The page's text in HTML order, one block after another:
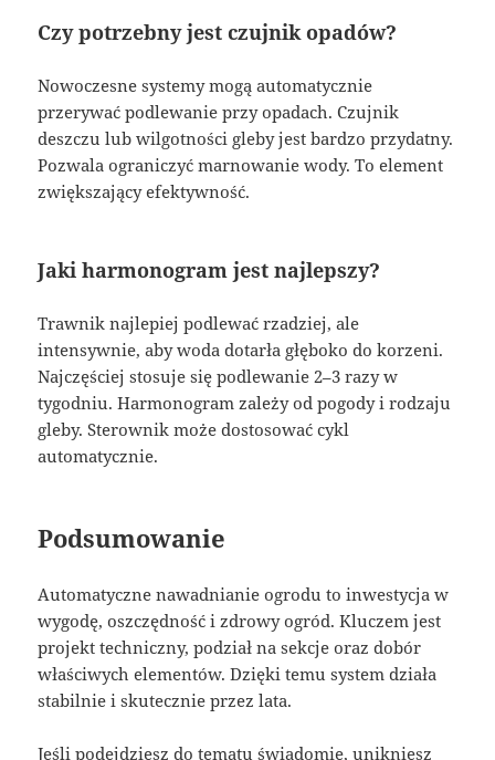
Czy potrzebny jest czujnik opadów?
Nowoczesne systemy mogą automatycznie
przerywać podlewanie przy opadach. Czujnik
deszczu lub wilgotności gleby jest bardzo przydatny.
Pozwala ograniczyć marnowanie wody. To element
zwiększający efektywność.
Jaki harmonogram jest najlepszy?
Trawnik najlepiej podlewać rzadziej, ale
intensywnie, aby woda dotarła głęboko do korzeni.
Najczęściej stosuje się podlewanie 2–3 razy w
tygodniu. Harmonogram zależy od pogody i rodzaju
gleby. Sterownik może dostosować cykl
automatycznie.
Podsumowanie
Automatyczne nawadnianie ogrodu to inwestycja w
wygodę, oszczędność i zdrowy ogród. Kluczem jest
projekt techniczny, podział na sekcje oraz dobór
właściwych elementów. Dzięki temu system działa
stabilnie i skutecznie przez lata.
Jeśli podejdziesz do tematu świadomie, unikniesz